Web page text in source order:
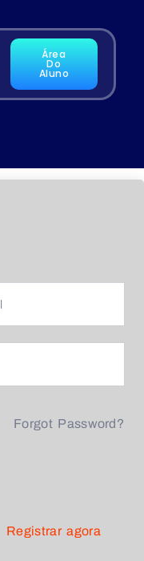
Área
Do
Aluno
Forgot Password?
Registrar agora